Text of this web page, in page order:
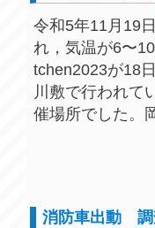
令和5年11月19
れ，気温が6〜
tchen2023が18
川敷で行われて
催場所でした。
消防車出動 調